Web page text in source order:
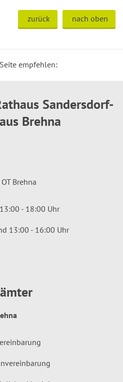
zurück nach oben
Seite empfehlen:
Sandersdorf-
Brehna
Brehna
- 18:00 Uhr
13:00 - 16:00 Uhr